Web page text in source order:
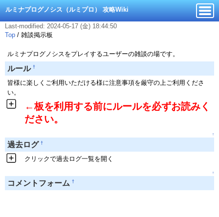
ルミナプログノシス（ルミプロ） 攻略Wiki
Last-modified: 2024-05-17 (金) 18:44:50
Top / 雑談掲示板
ルミナプログノシスをプレイするユーザーの雑談の場です。
ルール †
皆様に楽しくご利用いただける様に注意事項を厳守の上ご利用くださ
い。
←板を利用する前にルールを必ずお読みく
ださい。
↑
過去ログ †
クリックで過去ログ一覧を開く
↑
コメントフォーム †